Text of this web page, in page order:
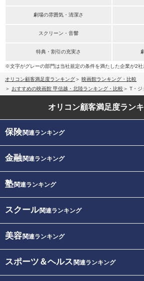
劇場の雰囲気・清潔さ
スクリーン・音響
特典・割引の充実さ
※文字がグレーの部門は当社規定の条件を満たした企業が2社
オリコン顧客満足度ランキング
映画館ランキング・比較
おすすめの映画館 甲信越・北陸ランキング・比較
T・ジ
オリコン顧客満足度ラン
保険関連ランキング
金融関連ランキング
塾関連ランキング
スクール関連ランキング
美容関連ランキング
スポーツ＆ヘルス 関連ランキング